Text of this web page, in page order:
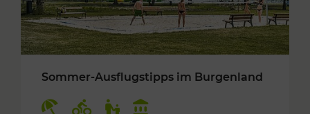
Sommer-Ausflugstipps im Burgenland